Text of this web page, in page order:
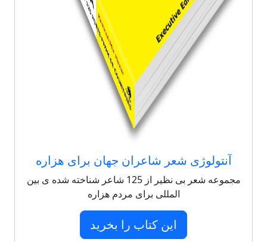
آنتولوژی شعر شاعران جهان برای هزاره
مجموعه شعر بی نظیر از 125 شاعر شناخته شده ی بین
المللی برای مردم هزاره
این کتاب را بخرید